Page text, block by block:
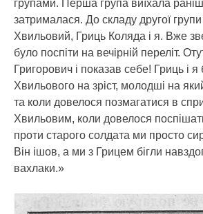
групами. Перша група виїхала
затрималася. До складу другої
Хвильовий, Гриць Коляда і я. Вже
було поспіти на вечірній переліт.
Григорович і показав себе! Гриць і
Хвильового на зріст, молодші на
та коли довелося позмагатися в
Хвильовим, коли довелося
проти старого солдата ми просто
Він ішов, а ми з Грицем бігли
вахлаки.»